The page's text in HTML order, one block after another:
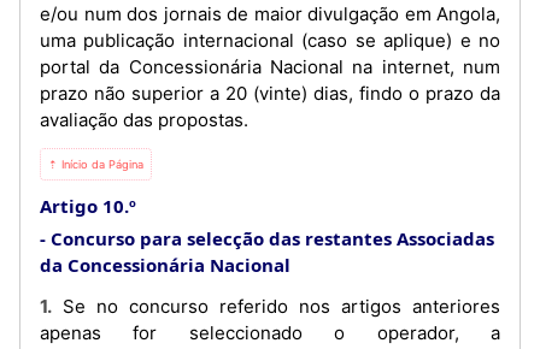
e/ou num dos jornais de maior divulgação em Angola,
uma publicação internacional (caso se aplique) e no
portal da Concessionária Nacional na internet, num
prazo não superior a 20 (vinte) dias, findo o prazo da
avaliação das propostas.
⇡ Início da Página
Artigo 10.º
Concurso para selecção das restantes Associadas
da Concessionária Nacional
1. Se no concurso referido nos artigos anteriores
apenas for seleccionado o operador, a